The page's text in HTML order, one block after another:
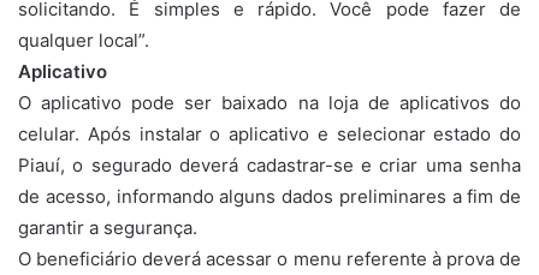
solicitando. É simples e rápido. Você pode fazer de
qualquer local”.
Aplicativo
O aplicativo pode ser baixado na loja de aplicativos do
celular. Após instalar o aplicativo e selecionar estado do
Piauí, o segurado deverá cadastrar-se e criar uma senha
de acesso, informando alguns dados preliminares a fim de
garantir a segurança.
O beneficiário deverá acessar o menu referente à prova de